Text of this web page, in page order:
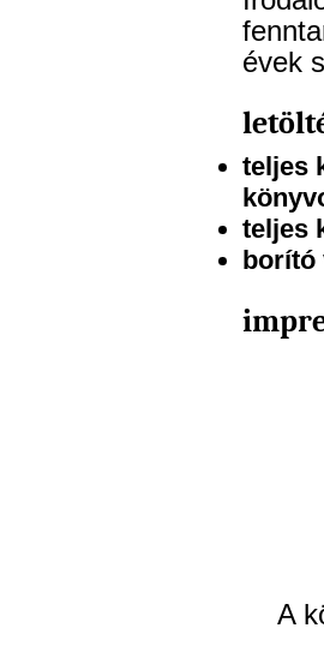
évek
teljes
teljes
borító
A